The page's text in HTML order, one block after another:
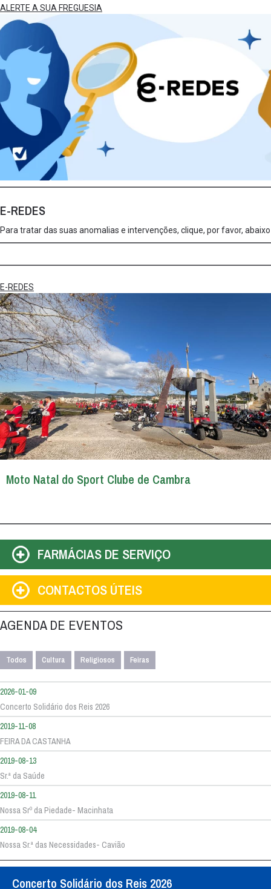
ALERTE A SUA FREGUESIA
E-REDES
Para tratar das suas anomalias e intervenções, clique, por favor, abaixo
E-REDES
Moto Natal do Sport Clube de Cambra
FARMÁCIAS DE SERVIÇO
CONTACTOS ÚTEIS
AGENDA DE EVENTOS
Todos Cultura Religiosos Feiras
2026-01-09
Concerto Solidário dos Reis 2026
2019-11-08
FEIRA DA CASTANHA
2019-08-13
Sr.ª da Saúde
2019-08-11
Nossa Srº da Piedade- Macinhata
2019-08-04
Nossa Sr.ª das Necessidades- Cavião
Concerto Solidário dos Reis 2026